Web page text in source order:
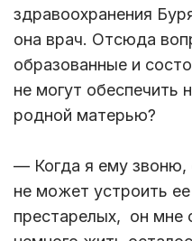
здравоохранения
она врач. Отсюда
образованные и
не могут обеспечить
родной матерью?
— Когда я ему
не может устроить
престарелых, он мне